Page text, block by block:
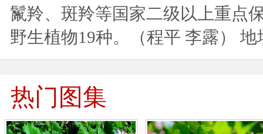
鬣羚、斑羚等国家二级以上重点
野生植物19种。（程平 李露）
热门图集